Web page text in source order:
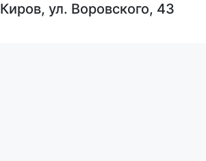
Киров, ул. Воровского, 43